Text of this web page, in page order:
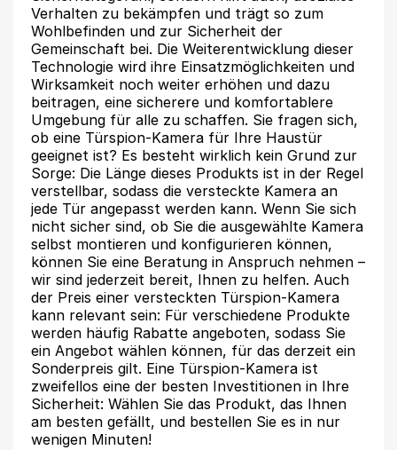
Verhalten zu bekämpfen und trägt so zum
Wohlbefinden und zur Sicherheit der
Gemeinschaft bei. Die Weiterentwicklung dieser
Technologie wird ihre Einsatzmöglichkeiten und
Wirksamkeit noch weiter erhöhen und dazu
beitragen, eine sicherere und komfortablere
Umgebung für alle zu schaffen. Sie fragen sich,
ob eine Türspion-Kamera für Ihre Haustür
geeignet ist? Es besteht wirklich kein Grund zur
Sorge: Die Länge dieses Produkts ist in der Regel
verstellbar, sodass die versteckte Kamera an
jede Tür angepasst werden kann. Wenn Sie sich
nicht sicher sind, ob Sie die ausgewählte Kamera
selbst montieren und konfigurieren können,
können Sie eine Beratung in Anspruch nehmen –
wir sind jederzeit bereit, Ihnen zu helfen. Auch
der Preis einer versteckten Türspion-Kamera
kann relevant sein: Für verschiedene Produkte
werden häufig Rabatte angeboten, sodass Sie
ein Angebot wählen können, für das derzeit ein
Sonderpreis gilt. Eine Türspion-Kamera ist
zweifellos eine der besten Investitionen in Ihre
Sicherheit: Wählen Sie das Produkt, das Ihnen
am besten gefällt, und bestellen Sie es in nur
wenigen Minuten!